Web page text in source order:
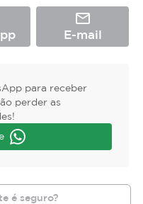
mail_outline
E-mail
para receber
perder as
é seguro?